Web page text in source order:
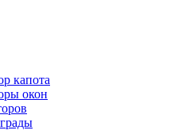
капота
окон